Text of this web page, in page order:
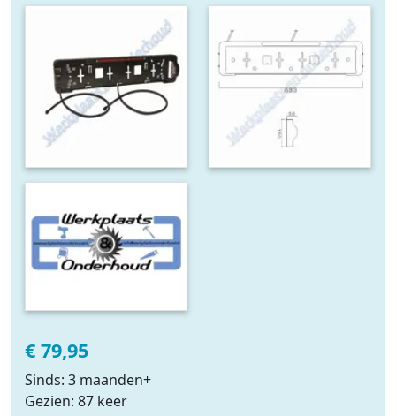
€ 79,95
Sinds: 3 maanden+
Gezien: 87 keer